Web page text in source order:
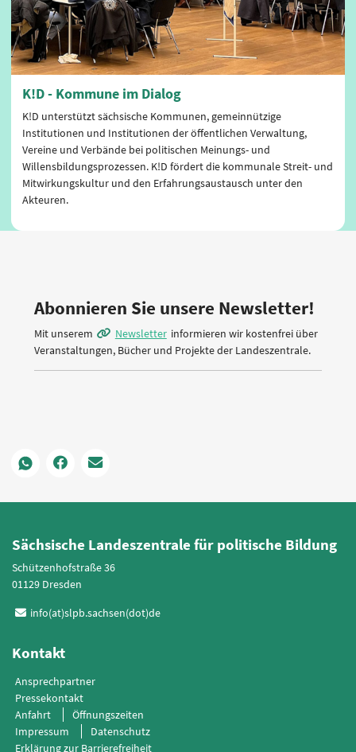
K!D - Kommune im Dialog
K!D unterstützt sächsische Kommunen, gemeinnützige
Institutionen und Institutionen der öffentlichen Verwaltung,
Vereine und Verbände bei politischen Meinungs- und
Willensbildungsprozessen. K!D fördert die kommunale Streit- und
Mitwirkungskultur und den Erfahrungsaustausch unter den
Akteuren.
Abonnieren Sie unsere Newsletter!
Mit unserem Newsletter informieren wir kostenfrei über
Veranstaltungen, Bücher und Projekte der Landeszentrale.
Sächsische Landeszentrale für politische Bildung
Schützenhofstraße 36
01129 Dresden
info(at)slpb.sachsen(dot)de
Kontakt
Ansprechpartner
Pressekontakt
Anfahrt
Öffnungszeiten
Impressum
Datenschutz
Erklärung zur Barrierefreiheit